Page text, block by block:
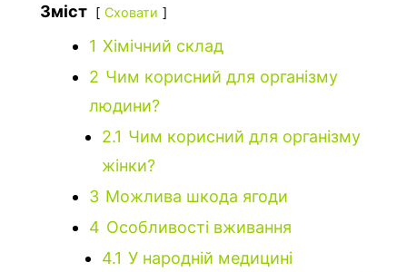
Зміст Сховати
1 Хімічний склад
2 Чим корисний для організму
людини?
2.1 Чим корисний для організму
жінки?
3 Можлива шкода ягоди
4 Особливості вживання
4.1 У народній медицині